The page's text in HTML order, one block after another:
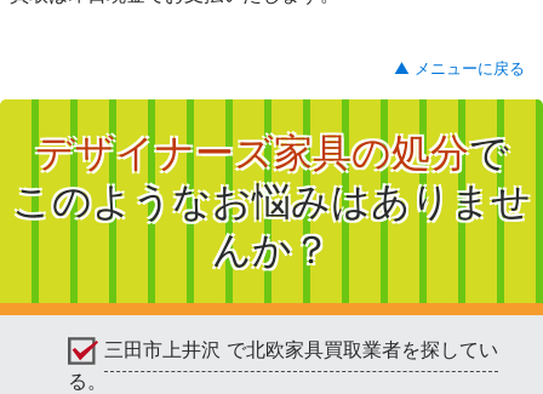
▲ メニューに戻る
デザイナーズ家具の処分で
このようなお悩みはありませ
んか？
三田市上井沢 で北欧家具買取業者を探してい
る。